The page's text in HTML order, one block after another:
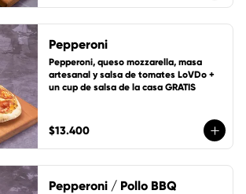
Pepperoni
Pepperoni, queso mozzarella, masa
artesanal y salsa de tomates LoVDo +
un cup de salsa de la casa GRATIS
$13.400
Pepperoni / Pollo BBQ